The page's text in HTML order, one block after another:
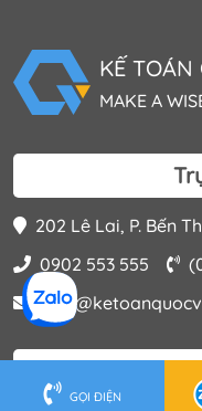
KẾ TOÁN
MAKE A
202 Lê Lai, P. Bến
0902 553 555
GỌI ĐIỆN